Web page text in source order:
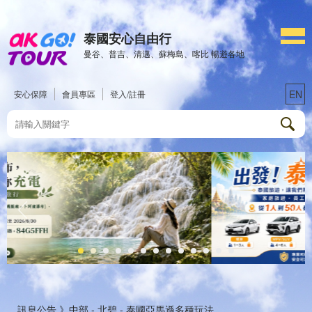
泰國安心自由行
曼谷、普吉、清邁、蘇梅島、喀比 暢遊各地
安心保障 會員專區 登入/註冊 EN
訊息公告 》 中部 - 北碧 - 泰國亞馬遜多種玩法